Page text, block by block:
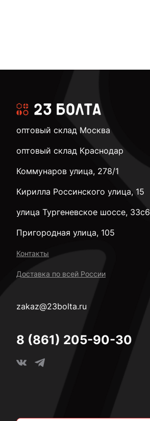
оптовый склад Москва
оптовый склад Краснодар
Коммунаров улица, 278/1
Кирилла Россинского улица, 15
улица Тургеневское шоссе, 33с6
Пригородная улица, 105
Контакты
Доставка по всей России
zakaz@23bolta.ru
8 (861) 205-90-30